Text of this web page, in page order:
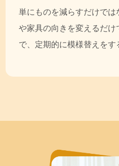
単にものを減らすだけでは
や家具の向きを変えるだ
で、定期的に模様替えをす